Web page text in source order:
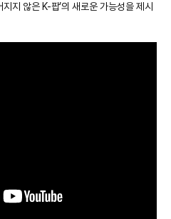
지 않은 K-팝’의 새로운 가능성을 제시